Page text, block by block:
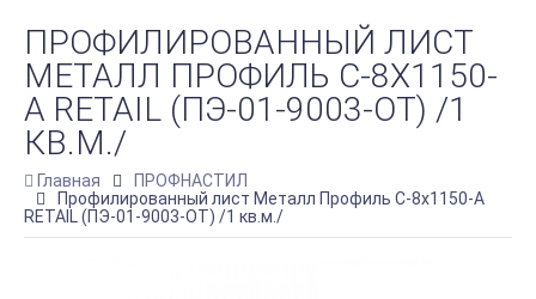
ПРОФИЛИРОВАННЫЙ ЛИСТ
МЕТАЛЛ ПРОФИЛЬ С-8Х1150-
A RETAIL (ПЭ-01-9003-ОТ) /1
КВ.М./
Главная
ПРОФНАСТИЛ
Профилированный лист Металл Профиль С-8х1150-A
RETAIL (ПЭ-01-9003-ОТ) /1 кв.м./